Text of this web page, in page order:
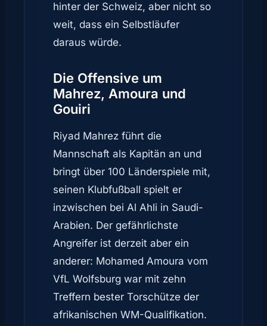
hinter der Schweiz, aber nicht so
weit, dass ein Selbstläufer
daraus würde.
Die Offensive um
Mahrez, Amoura und
Gouiri
Riyad Mahrez führt die
Mannschaft als Kapitän an und
bringt über 100 Länderspiele mit,
seinen Klubfußball spielt er
inzwischen bei Al Ahli in Saudi-
Arabien. Der gefährlichste
Angreifer ist derzeit aber ein
anderer: Mohamed Amoura vom
VfL Wolfsburg war mit zehn
Treffern bester Torschütze der
afrikanischen WM-Qualifikation.